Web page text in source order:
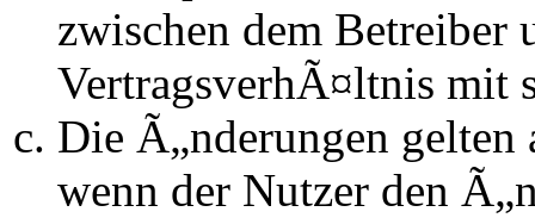
zwischen dem Betreiber
VertragsverhÃ¤ltnis mit
Die Ã„nderungen
wenn der Nutzer den